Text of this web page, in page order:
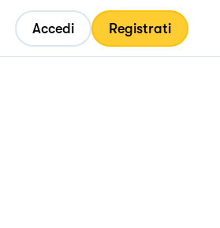
Accedi Registrati